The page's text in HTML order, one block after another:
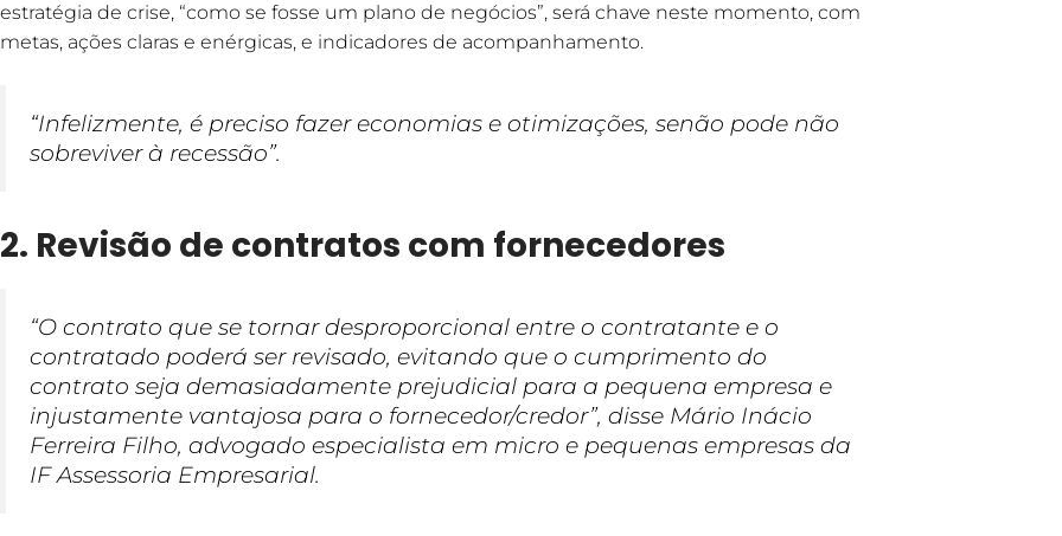
estratégia de crise, “como se fosse um plano de negócios”, será chave neste momento, com
metas, ações claras e enérgicas, e indicadores de acompanhamento.
“Infelizmente, é preciso fazer economias e otimizações, senão pode não
sobreviver à recessão”.
2. Revisão de contratos com fornecedores
“O contrato que se tornar desproporcional entre o contratante e o
contratado poderá ser revisado, evitando que o cumprimento do
contrato seja demasiadamente prejudicial para a pequena empresa e
injustamente vantajosa para o fornecedor/credor”, disse Mário Inácio
Ferreira Filho, advogado especialista em micro e pequenas empresas da
IF Assessoria Empresarial.